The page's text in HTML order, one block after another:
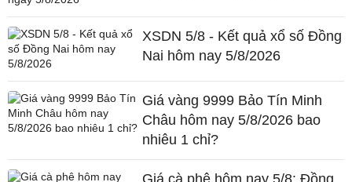
XSDN 5/8 - Kết quả xổ số Đồng
Nai hôm nay 5/8/2026
Giá vàng 9999 Bảo Tín Minh
Châu hôm nay 5/8/2026 bao
nhiêu 1 chỉ?
Giá cà phê hôm nay 5/8: Đồng